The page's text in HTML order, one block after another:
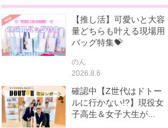
【推し活】可愛いと大容
量どちらも叶える現場用
バッグ特集💝
のん
2026.8.6
確認中【Z世代はドトー
ルに行かない!?】現役女
子高生＆女子大生が...